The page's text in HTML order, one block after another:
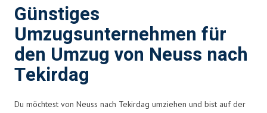
Günstiges
Umzugsunternehmen für
den Umzug von Neuss nach
Tekirdag
Du möchtest von Neuss nach Tekirdag umziehen und bist auf der